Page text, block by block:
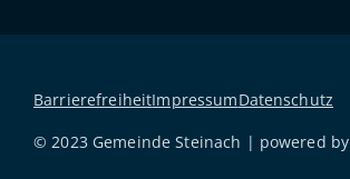
BarrierefreiheitImpressumDatenschutz
© 2023 Gemeinde Steinach | powered by